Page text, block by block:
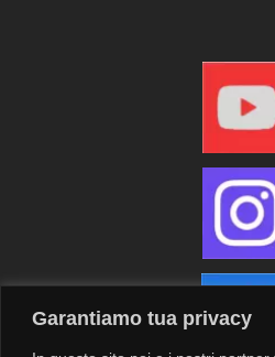
Garantiamo tua privacy